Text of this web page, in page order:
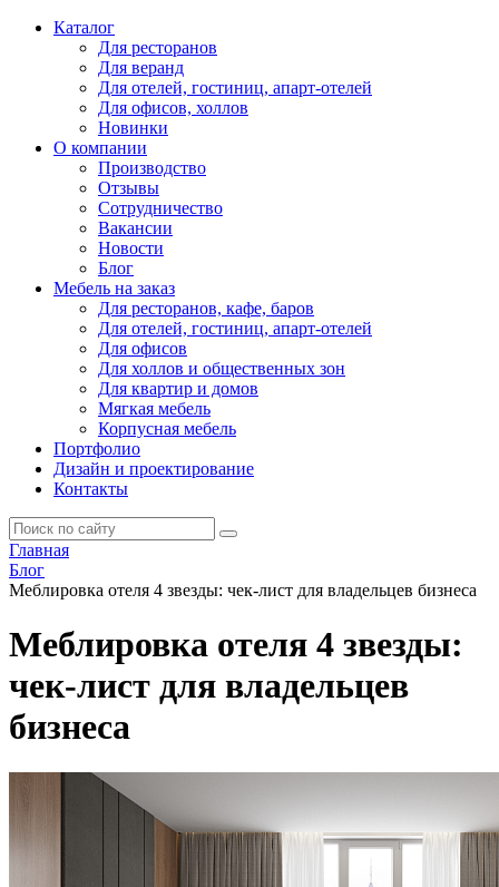
Каталог
Для ресторанов
Для веранд
Для отелей, гостиниц, апарт-отелей
Для офисов, холлов
Новинки
О компании
Производство
Отзывы
Сотрудничество
Вакансии
Новости
Блог
Мебель на заказ
Для ресторанов, кафе, баров
Для отелей, гостиниц, апарт-отелей
Для офисов
Для холлов и общественных зон
Для квартир и домов
Мягкая мебель
Корпусная мебель
Портфолио
Дизайн и проектирование
Контакты
Главная
Блог
Меблировка отеля 4 звезды: чек-лист для владельцев бизнеса
Меблировка отеля 4 звезды:
чек-лист для владельцев
бизнеса